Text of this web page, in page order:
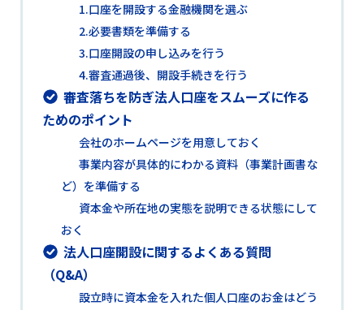
1.口座を開設する金融機関を選ぶ
2.必要書類を準備する
3.口座開設の申し込みを行う
4.審査通過後、開設手続きを行う
審査落ちを防ぎ法人口座をスムーズに作る
ためのポイント
会社のホームページを用意しておく
事業内容が具体的にわかる資料（事業計画書な
ど）を準備する
資本金や所在地の実態を説明できる状態にして
おく
法人口座開設に関するよくある質問
（Q&A）
設立時に資本金を入れた個人口座のお金はどう